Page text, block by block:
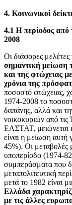
4. Κοινωνικοί
4.1 Η περίοδος από
2008
Οι διάφορες
σημαντική μείωση
και της φτώχειας
χρόνια της
ποσοστό φτώχειας,
1974-2008 το
δαπάνης, αλλά και
νοικοκυριών από
ΕΛΣΤΑΤ, μειώνεται
είναι η μείωση αυτή
45%). Οι μεταβολές
υποπερίοδο (1974-
συμπεράσματα που
μεταπολιτευτική
μετά το 1982 είναι
Ελλάδα
με τις άλλες